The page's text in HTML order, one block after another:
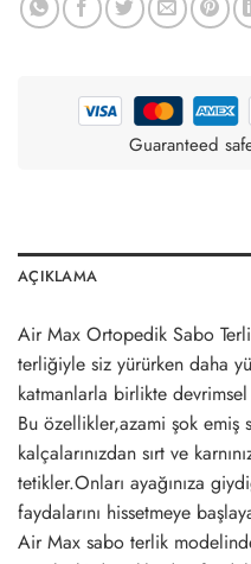
Guaranteed
AÇIKLAMA
Air Max Ortopedik Sabo
terliğiyle siz yürürken daha
katmanlarla birlikte
Bu özellikler,azami şok emiş
kalçalarınızdan sırt ve
tetikler.Onları ayağınıza
faydalarını hissetmeye
Air Max sabo terlik